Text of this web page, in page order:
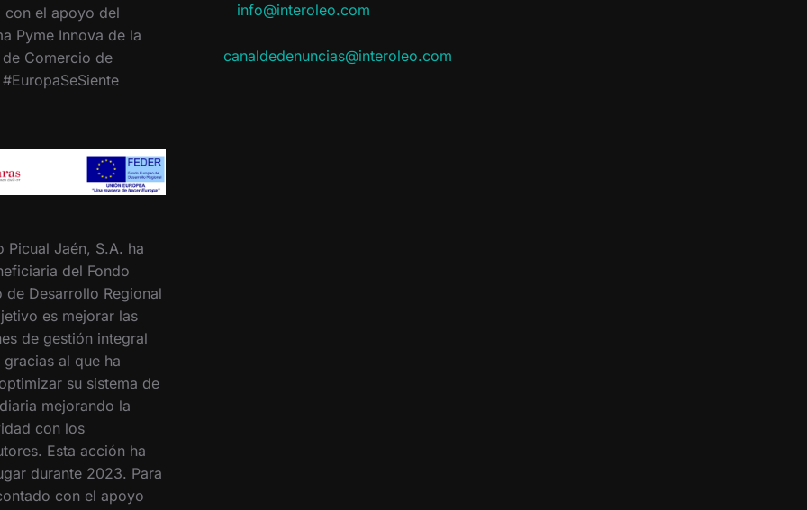
con el apoyo del
Pyme Innova de la
de Comercio de
Picual Jaén, S.A. ha
del Fondo
de Desarrollo Regional
es mejorar las
de gestión integral
al que ha
su sistema de
mejorando la
con los
Esta acción ha
durante 2023. Para
con el apoyo
info@interoleo.com
canaldedenuncias@interoleo.com